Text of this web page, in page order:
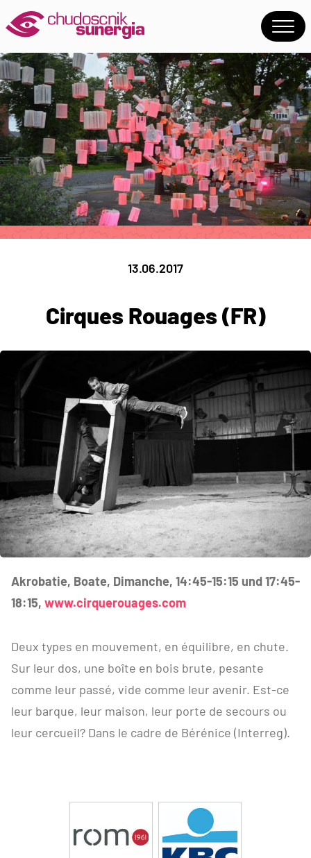
13.06.2017
Cirques Rouages (FR)
Akrobatie, Boate, Dimanche, 14:45-15:15 und 17:45-
18:15, www.cirquerouages.com
Deux types en mouvement, en équilibre, en chute.
Sur leur dos, une boîte en bois brute, pesante
comme leur passé, vide comme leur avenir. Est-ce
leur barque, leur maison, leur porte de secours ou
leur cercueil? Dans le cadre de Bérénice (Interreg).